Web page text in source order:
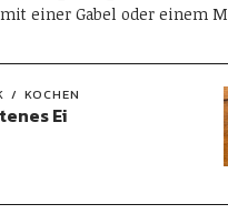
einer Gabel oder einem
KOCHEN
Ei